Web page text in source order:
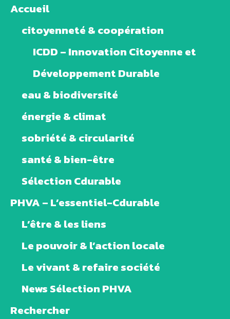
Accueil
citoyenneté & coopération
ICDD – Innovation Citoyenne et
Développement Durable
eau & biodiversité
énergie & climat
sobriété & circularité
santé & bien-être
Sélection Cdurable
PHVA – L’essentiel-Cdurable
L’être & les liens
Le pouvoir & l’action locale
Le vivant & refaire société
News Sélection PHVA
Rechercher